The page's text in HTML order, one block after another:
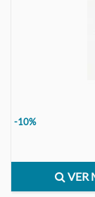
-10%
VER